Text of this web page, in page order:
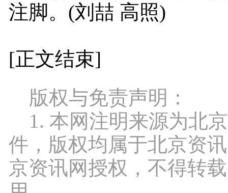
注脚。(刘喆 高照)
[正文结束]
版权与免责声明：
1. 本网注明来源为北
件，版权均属于北京资
京资讯网授权，不得转